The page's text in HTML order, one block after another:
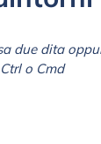
due dita
o Cmd